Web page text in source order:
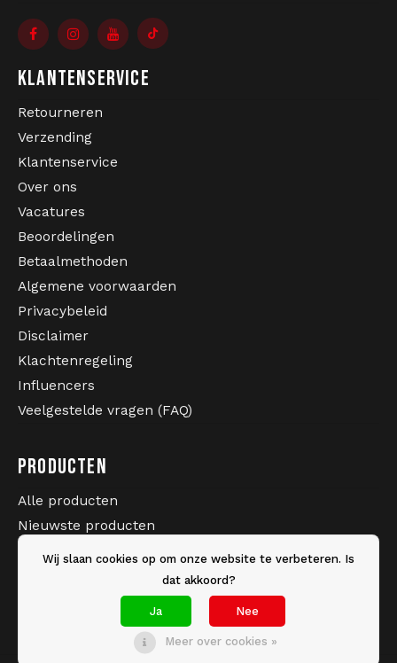
KLANTENSERVICE
Retourneren
Verzending
Klantenservice
Over ons
Vacatures
Beoordelingen
Betaalmethoden
Algemene voorwaarden
Privacybeleid
Disclaimer
Klachtenregeling
Influencers
Veelgestelde vragen (FAQ)
PRODUCTEN
Alle producten
Nieuwste producten
Wij slaan cookies op om onze website te verbeteren. Is
dat akkoord?
Ja Nee
Meer over cookies »